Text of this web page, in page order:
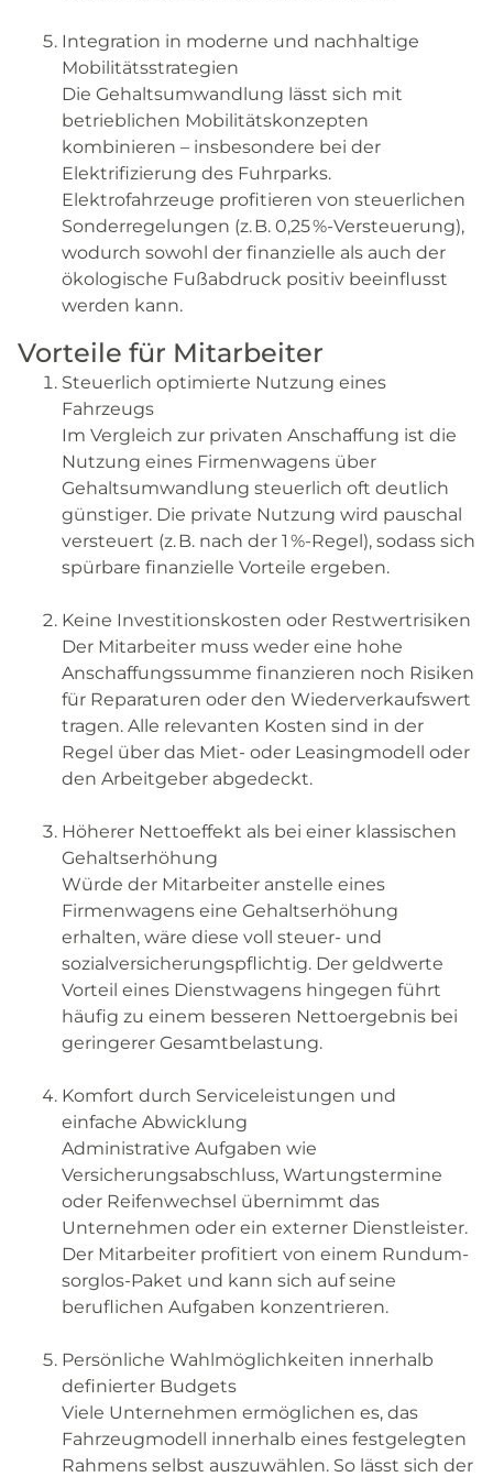
Integration in moderne und nachhaltige
Mobilitätsstrategien
Die Gehaltsumwandlung lässt sich mit
betrieblichen Mobilitätskonzepten
kombinieren – insbesondere bei der
Elektrifizierung des Fuhrparks.
Elektrofahrzeuge profitieren von steuerlichen
Sonderregelungen (z. B. 0,25 %-Versteuerung),
wodurch sowohl der finanzielle als auch der
ökologische Fußabdruck positiv beeinflusst
werden kann.
Vorteile für Mitarbeiter
Steuerlich optimierte Nutzung eines
Fahrzeugs
Im Vergleich zur privaten Anschaffung ist die
Nutzung eines Firmenwagens über
Gehaltsumwandlung steuerlich oft deutlich
günstiger. Die private Nutzung wird pauschal
versteuert (z. B. nach der 1 %-Regel), sodass sich
spürbare finanzielle Vorteile ergeben.
Keine Investitionskosten oder Restwertrisiken
Der Mitarbeiter muss weder eine hohe
Anschaffungssumme finanzieren noch Risiken
für Reparaturen oder den Wiederverkaufswert
tragen. Alle relevanten Kosten sind in der
Regel über das Miet- oder Leasingmodell oder
den Arbeitgeber abgedeckt.
Höherer Nettoeffekt als bei einer klassischen
Gehaltserhöhung
Würde der Mitarbeiter anstelle eines
Firmenwagens eine Gehaltserhöhung
erhalten, wäre diese voll steuer- und
sozialversicherungspflichtig. Der geldwerte
Vorteil eines Dienstwagens hingegen führt
häufig zu einem besseren Nettoergebnis bei
geringerer Gesamtbelastung.
Komfort durch Serviceleistungen und
einfache Abwicklung
Administrative Aufgaben wie
Versicherungsabschluss, Wartungstermine
oder Reifenwechsel übernimmt das
Unternehmen oder ein externer Dienstleister.
Der Mitarbeiter profitiert von einem Rundum-
sorglos-Paket und kann sich auf seine
beruflichen Aufgaben konzentrieren.
Persönliche Wahlmöglichkeiten innerhalb
definierter Budgets
Viele Unternehmen ermöglichen es, das
Fahrzeugmodell innerhalb eines festgelegten
Rahmens selbst auszuwählen. So lässt sich der